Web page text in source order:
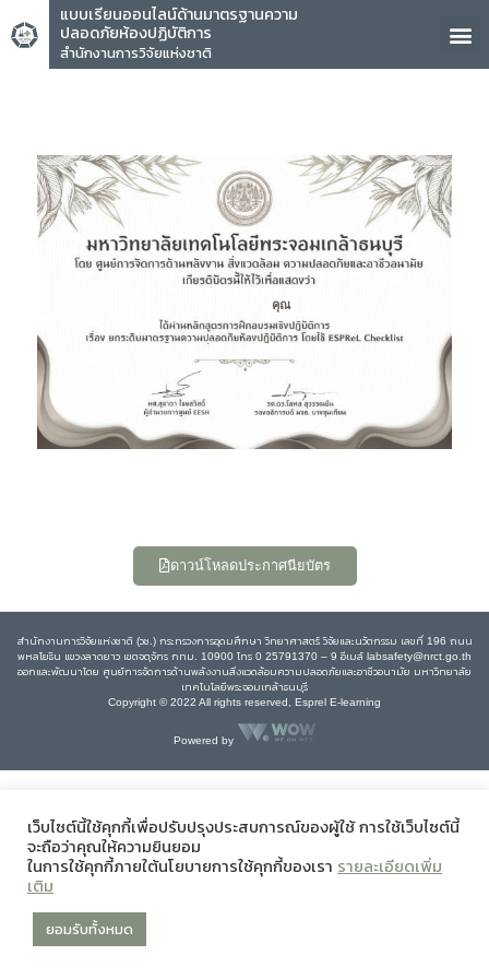
แบบเรียนออนไลน์ด้านมาตรฐานความ
ปลอดภัยห้องปฏิบัติการ
สำนักงานการวิจัยแห่งชาติ
คุณ
ดาวน์โหลดประกาศนียบัตร
สำนักงานการวิจัยแห่งชาติ (วช.) กระทรวงการอุดมศึกษา วิทยาศาสตร์ วิจัยและนวัตกรรม เลขที่ 196 ถนน
พหลโยธิน แขวงลาดยาว เขตจตุจักร กทม. 10900 โทร 0 25791370 – 9 อีเมล์ labsafety@nrct.go.th
ออกและพัฒนาโดย ศูนย์การจัดการด้านพลังงานสิ่งแวดล้อมความปลอดภัยและอาชีวอนามัย มหาวิทยาลัย
เทคโนโลยีพระจอมเกล้าธนบุรี
Copyright © 2022 All rights reserved, Esprel E-learning
Powered by
เว็บไซต์นี้ใช้คุกกี้เพื่อปรับปรุงประสบการณ์ของผู้ใช้ การใช้เว็บไซต์นี้
จะถือว่าคุณให้ความยินยอม
ในการใช้คุกกี้ภายใต้นโยบายการใช้คุกกี้ของเรา รายละเอียดเพิ่ม
เติม
ยอมรับทั้งหมด